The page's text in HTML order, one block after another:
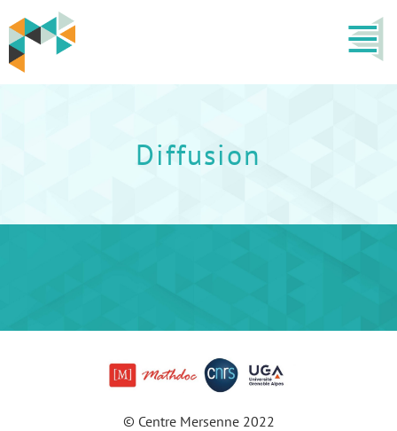
Diffusion
© Centre Mersenne 2022